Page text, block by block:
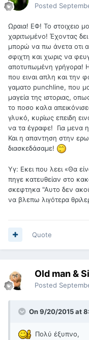
Posted
Ωραια! ΕΦ! Το στοιχειο
χαριτωμένο! Έχοντας
μπορώ να πω άνετα οτι
σφιχτη και χωρις να
αποτυπωμένη γρήγορα!
που ειναι απλη και την
γαματο punchline, που
μαγεία της ιστοριας,
το ποσο καλα
γλυκό, κυρίως επειδη
να τα έγραφε! Για μενα η
Και η απαντηση στην
διασκεδάσαμε!
Υγ: Εκει που λεει «Θα
πηγε κατευθείαν στο
σκεφτηκα "Αυτο δεν
να βλεπω λιγότερα
Quote
Old man &
Posted
On 9/20/2015 at
Πολύ έξυπνο,